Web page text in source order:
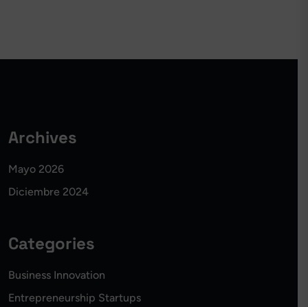
Archives
Mayo 2026
Diciembre 2024
Categories
Business Innovation
Entrepreneurship Startups